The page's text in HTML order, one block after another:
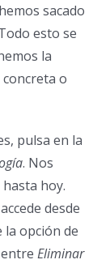
sacado
esto se
la
o
pulsa en la
. Nos
hoy.
desde
la opción de
Eliminar